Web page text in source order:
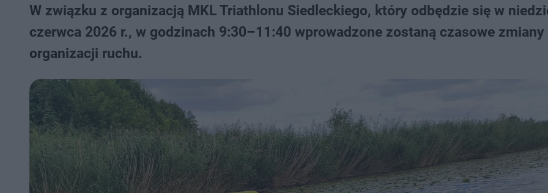
W związku z organizacją MKL Triathlonu Siedleckiego, który odbędzie się w
czerwca 2026 r., w godzinach 9:30–11:40 wprowadzone zostaną czasowe zmiany
organizacji ruchu.